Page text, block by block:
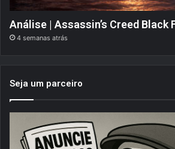
Análise | Assassin’s Creed Black
4 semanas atrás
Seja um parceiro